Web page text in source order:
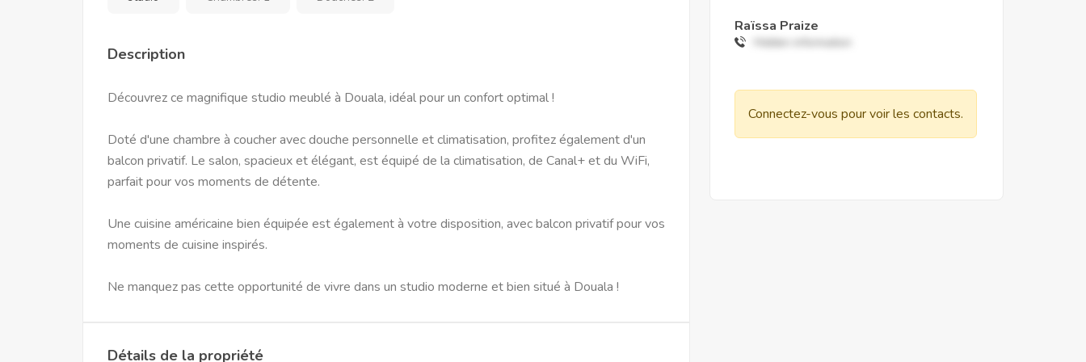
Description
Découvrez ce magnifique studio meublé à Douala, idéal pour un confort optimal !
Doté d'une chambre à coucher avec douche personnelle et climatisation, profitez également d'un
balcon privatif. Le salon, spacieux et élégant, est équipé de la climatisation, de Canal+ et du WiFi,
parfait pour vos moments de détente.
Une cuisine américaine bien équipée est également à votre disposition, avec balcon privatif pour vos
moments de cuisine inspirés.
Ne manquez pas cette opportunité de vivre dans un studio moderne et bien situé à Douala !
Détails de la propriété
Raïssa Praize
Hidden information
Connectez-vous pour voir les contacts.